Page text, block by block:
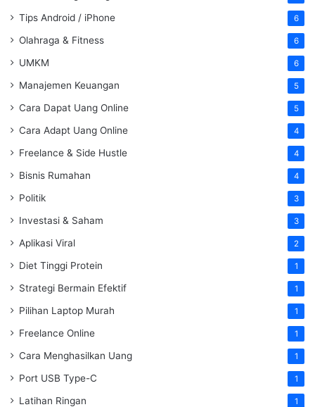
Tips Android / iPhone 6
Olahraga & Fitness 6
UMKM 6
Manajemen Keuangan 5
Cara Dapat Uang Online 5
Cara Adapt Uang Online 4
Freelance & Side Hustle 4
Bisnis Rumahan 4
Politik 3
Investasi & Saham 3
Aplikasi Viral 2
Diet Tinggi Protein 1
Strategi Bermain Efektif 1
Pilihan Laptop Murah 1
Freelance Online 1
Cara Menghasilkan Uang 1
Port USB Type-C 1
Latihan Ringan 1